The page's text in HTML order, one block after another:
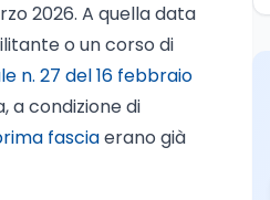
2026. A quella data
o un corso di
n. 27 del 16 febbraio
a condizione di
fasciaerano già